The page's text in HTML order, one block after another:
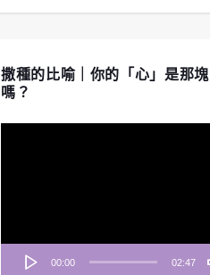
撒種的比喻｜你的「心」是那塊
嗎？
00:00 02:47